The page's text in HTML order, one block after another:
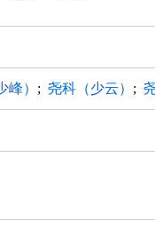
峰） ; 尧科（少云） ;